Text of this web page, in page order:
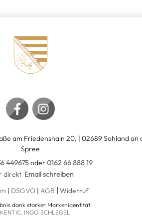
am Friedenshain 20, | 02689 Sohland an
Spree
449675oder0162 66 888 19
direkt Email schreiben
| DSGVO | AGB | Widerruf
dank starker Markenidentität:
INGO SCHLEGEL